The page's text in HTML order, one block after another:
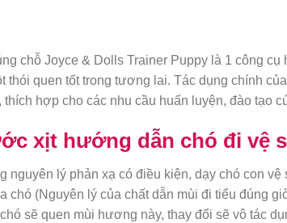
chỗ Joyce & Dolls Trainer Puppy là 1 công
thói quen tốt trong tương lai. Tác dụng chính
hợp cho các nhu cầu huấn luyện, đào tạo
xịt hướng dẫn chó đi vệ
nguyên lý phản xạ có điều kiện, dạy chó con
chó (Nguyên lý của chất dẫn mùi đi tiểu đúng
sẽ quen mùi hương này, thay đổi sẽ vô tác